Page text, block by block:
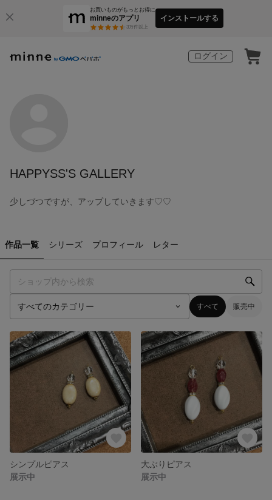
お買いものがもっとお得に
minneのアプリ
3万件以上
インストールする
ログイン
HAPPYSS'S GALLERY
少しづつですが、アップしていきます♡♡
作品一覧 シリーズ プロフィール レター
すべて 販売中
シンプルピアス
展示中
大ぶりピアス
展示中